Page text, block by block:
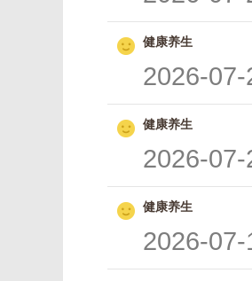
健康养生
2026-
健康养生
2026-
健康养生
2026-